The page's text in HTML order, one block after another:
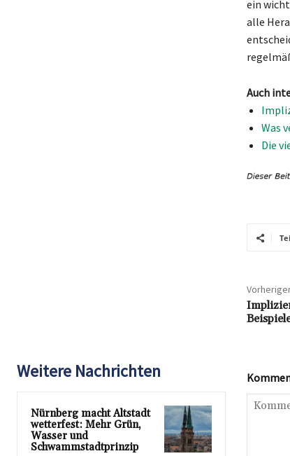
ein
alle
Auch
Was
Die
Weitere Nachrichten
Nürnberg macht Altstadt
wetterfest: Mehr Grün,
Wasser und
Schwammstadtprinzip